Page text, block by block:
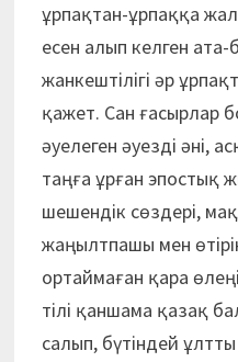
ұрпақтан-ұрпаққа
есен алып келген
жанкештілігі әр
қажет. Сан ғасырлар
әуелеген әуезді әні,
таңға ұрған эпостық
шешендік сөздері,
жаңылтпашы мен
ортаймаған қара
тілі қаншама қазақ
салып, бүтіндей